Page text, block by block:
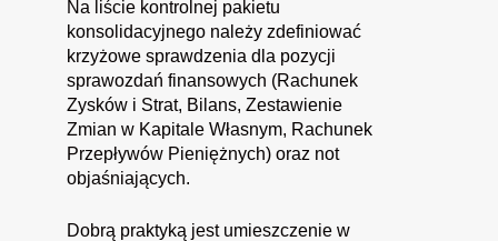
Na liście kontrolnej pakietu
konsolidacyjnego należy zdefiniować
krzyżowe sprawdzenia dla pozycji
sprawozdań finansowych (Rachunek
Zysków i Strat, Bilans, Zestawienie
Zmian w Kapitale Własnym, Rachunek
Przepływów Pieniężnych) oraz not
objaśniających.
Dobrą praktyką jest umieszczenie w